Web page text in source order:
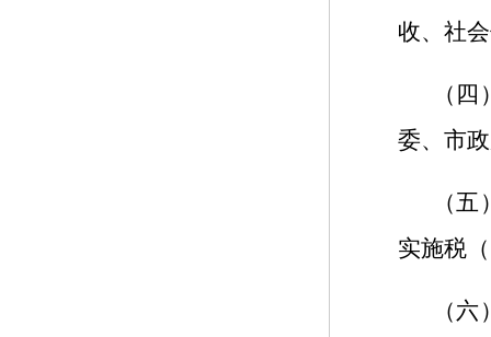
收、社
（
委、市
（
实施税
（